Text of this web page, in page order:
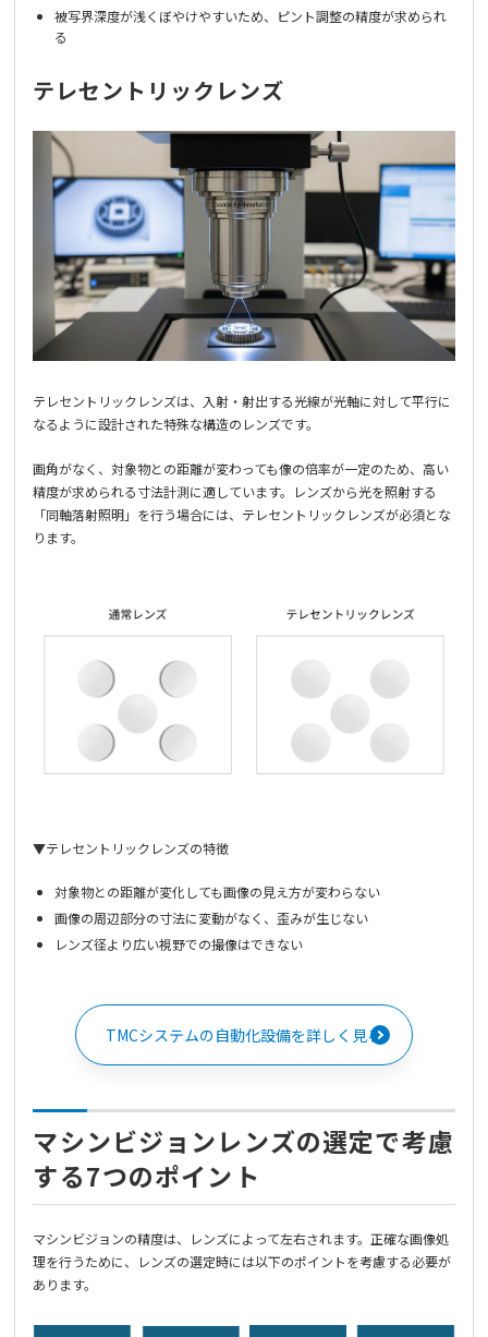
被写界深度が浅くぼやけやすいため、ピント調整の精度が求められ
る
テレセントリックレンズ
テレセントリックレンズは、入射・射出する光線が光軸に対して平行に
なるように設計された特殊な構造のレンズです。
画角がなく、対象物との距離が変わっても像の倍率が一定のため、高い
精度が求められる寸法計測に適しています。レンズから光を照射する
「同軸落射照明」を行う場合には、テレセントリックレンズが必須とな
ります。
▼テレセントリックレンズの特徴
対象物との距離が変化しても画像の見え方が変わらない
画像の周辺部分の寸法に変動がなく、歪みが生じない
レンズ径より広い視野での撮像はできない
TMCシステムの自動化設備を詳しく見る
マシンビジョンレンズの選定で考慮
する7つのポイント
マシンビジョンの精度は、レンズによって左右されます。正確な画像処
理を行うために、レンズの選定時には以下のポイントを考慮する必要が
あります。